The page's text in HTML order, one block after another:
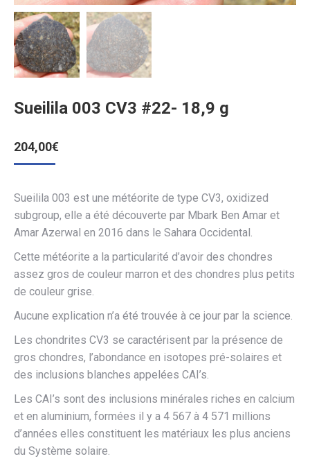
Sueilila 003 CV3 #22- 18,9 g
204,00€
Sueilila 003 est une météorite de type CV3, oxidized
subgroup, elle a été découverte par Mbark Ben Amar et
Amar Azerwal en 2016 dans le Sahara Occidental.
Cette météorite a la particularité d’avoir des chondres
assez gros de couleur marron et des chondres plus petits
de couleur grise.
Aucune explication n’a été trouvée à ce jour par la science.
Les chondrites CV3 se caractérisent par la présence de
gros chondres, l’abondance en isotopes pré-solaires et
des inclusions blanches appelées CAI’s.
Les CAI’s sont des inclusions minérales riches en calcium
et en aluminium, formées il y a 4 567 à 4 571 millions
d’années elles constituent les matériaux les plus anciens
du Système solaire.